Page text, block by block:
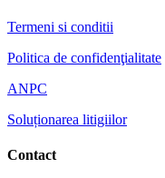
Termeni si conditii
Politica de confidenţialitate
ANPC
Soluționarea litigiilor
Contact